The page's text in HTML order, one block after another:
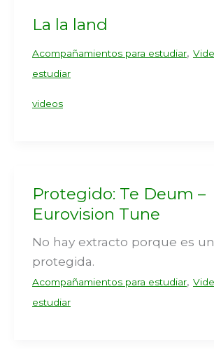
La la land
Acompañamientos para estudiar,
estudiar
videos
Protegido: Te Deum –
Eurovision Tune
No hay extracto porque es
protegida.
Acompañamientos para estudiar,
estudiar